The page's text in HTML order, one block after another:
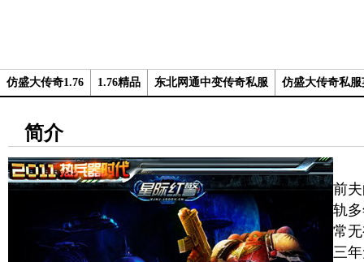
仿盛大传奇1.76 1.76精品 东北网通中变传奇私服 仿盛大传奇私
简介
前
轨
常
三